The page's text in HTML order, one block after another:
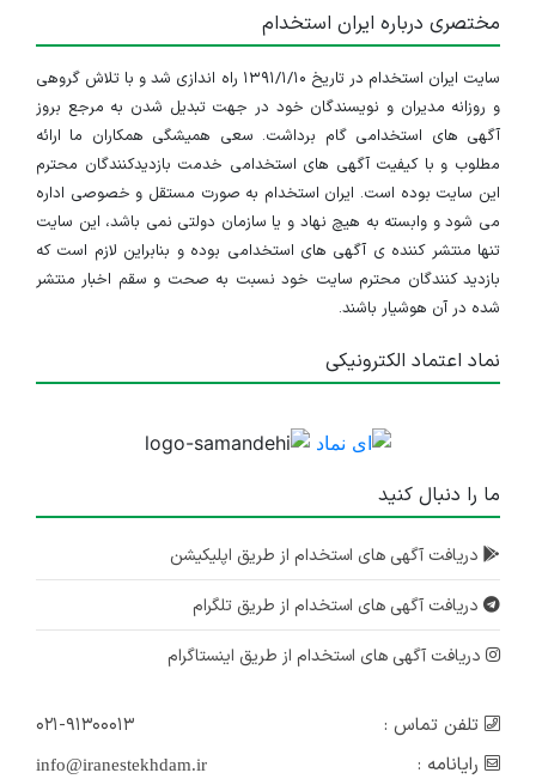
۲ سال پیش منقضی شده
نقشه کش تاسیسات الکتریکال
اصفهان
۲ سال پیش منقضی شده
مهندس برق یا مهندس معمار
اصفهان
اصفهان
استخدام طراح و ترسیم کننده تاسیسات مکانیکی
اصفهان
۳ سال پیش منقضی شده
اصفهان
۴ سال پیش منقضی شده
مختصری درباره ایران استخدام
سایت ایران استخدام در تاریخ ۱۳۹۱/۱/۱۰ راه اندازی شد و با تلاش گروهی
و روزانه مدیران و نویسندگان خود در جهت تبدیل شدن به مرجع بروز
آگهی های استخدامی گام برداشت. سعی همیشگی همکاران ما ارائه
مطلوب و با کیفیت آگهی های استخدامی خدمت بازدیدکنندگان محترم
این سایت بوده است. ایران استخدام به صورت مستقل و خصوصی اداره
می شود و وابسته به هیچ نهاد و یا سازمان دولتی نمی باشد، این سایت
تنها منتشر کننده ی آگهی های استخدامی بوده و بنابراین لازم است که
بازدید کنندگان محترم سایت خود نسبت به صحت و سقم اخبار منتشر
شده در آن هوشیار باشند.
نماد اعتماد الکترونیکی
ما را دنبال کنید
دریافت آگهی های استخدام از طریق اپلیکیشن
دریافت آگهی های استخدام از طریق تلگرام
دریافت آگهی های استخدام از طریق اینستاگرام
تلفن تماس :
۰۲۱-۹۱۳۰۰۰۱۳
رایانامه :
info@iranestekhdam.ir